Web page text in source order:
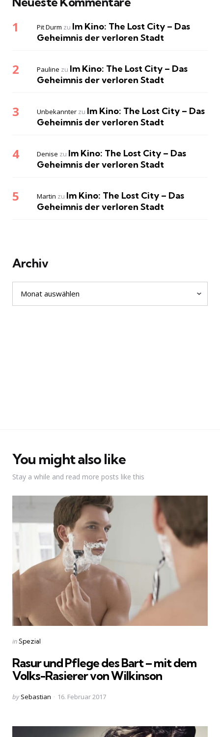
Pit Durm zu Im Kino: The Lost City – Das
Geheimnis der verloren Stadt
Pauline zu Im Kino: The Lost City – Das
Geheimnis der verloren Stadt
Unbekannter zu Im Kino: The Lost City – Das
Geheimnis der verloren Stadt
Denise zu Im Kino: The Lost City – Das
Geheimnis der verloren Stadt
Martin zu Im Kino: The Lost City – Das
Geheimnis der verloren Stadt
Archiv
Archiv
You might also like
Stay a while and read more posts like this
Categories
Posted
inSpezial
Rasur und Pflege des Bart – mit dem
Volks-Rasierer von Wilkinson
Posted
by Sebastian 16. Februar 2017